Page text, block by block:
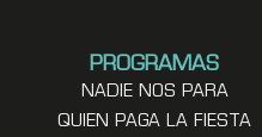
PROGRAMAS
NADIE NOS PARA
QUIEN PAGA LA FIESTA